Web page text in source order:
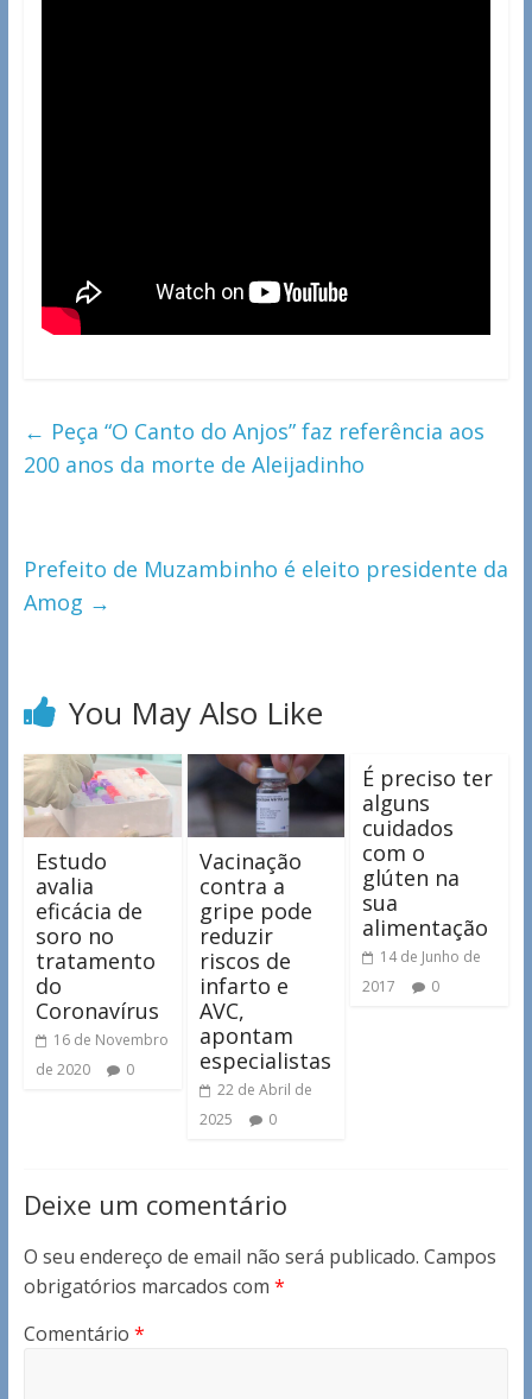
← Peça “O Canto do Anjos” faz referência aos
200 anos da morte de Aleijadinho
Prefeito de Muzambinho é eleito presidente da
Amog →
You May Also Like
Estudo
avalia
eficácia de
soro no
tratamento
do
Coronavírus
16 de Novembro
de 2020
0
Vacinação
contra a
gripe pode
reduzir
riscos de
infarto e
AVC,
apontam
especialistas
22 de Abril de
2025
0
É preciso ter
alguns
cuidados
com o
glúten na
sua
alimentação
14 de Junho de
2017
0
Deixe um comentário
O seu endereço de email não será publicado. Campos
obrigatórios marcados com *
Comentário *